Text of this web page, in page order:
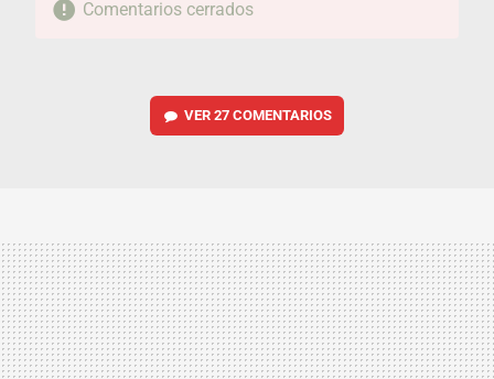
Comentarios cerrados
VER 27 COMENTARIOS